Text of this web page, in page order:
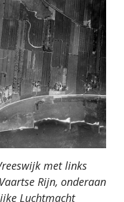
met links
Rijn, onderaan
Luchtmacht